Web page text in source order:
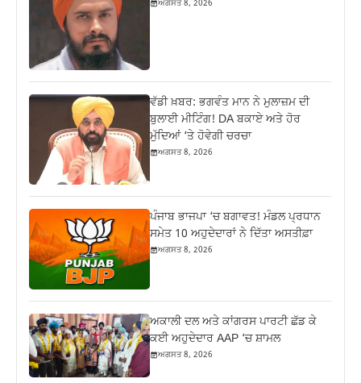
ਅਗਸਤ 8, 2026
ਵੱਡੀ ਖ਼ਬਰ: ਭਗਵੰਤ ਮਾਨ ਨੇ ਮੁਲਾਜ਼ਮ ਦੀ
ਬੁਲਾਈ ਮੀਟਿੰਗ! DA ਬਕਾਏ ਅਤੇ ਹੋਰ
ਮੁੱਦਿਆਂ ‘ਤੇ ਹੋਵੇਗੀ ਚਰਚਾ
ਅਗਸਤ 8, 2026
ਪੰਜਾਬ ਭਾਜਪਾ ‘ਚ ਬਗਾਵਤ! ਮੰਡਲ ਪ੍ਰਧਾਨ
ਸਮੇਤ 10 ਅਹੁਦੇਦਾਰਾਂ ਨੇ ਦਿੱਤਾ ਅਸਤੀਫ਼ਾ
ਅਗਸਤ 8, 2026
ਅਕਾਲੀ ਦਲ ਅਤੇ ਕਾਂਗਰਸ ਪਾਰਟੀ ਛੱਡ ਕੇ
ਕਈ ਅਹੁਦੇਦਾਰ AAP ‘ਚ ਸ਼ਾਮਲ
ਅਗਸਤ 8, 2026